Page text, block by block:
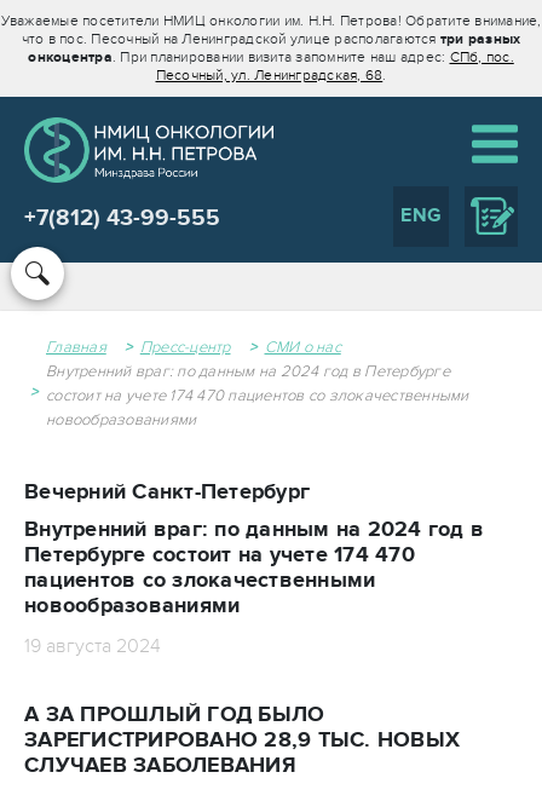
Уважаемые посетители НМИЦ онкологии им. Н.Н. Петрова! Обратите внимание,
что в пос. Песочный на Ленинградской улице располагаются три разных
онкоцентра. При планировании визита запомните наш адрес: СПб, пос.
Песочный, ул. Ленинградская, 68.
+7(812) 43-99-555 ENG
Главная Пресс-центр
СМИ о нас
Внутренний враг: по данным на 2024 год в Петербурге
состоит на учете 174 470 пациентов со злокачественными
новообразованиями
Вечерний Санкт-Петербург
Внутренний враг: по данным на 2024 год в
Петербурге состоит на учете 174 470
пациентов со злокачественными
новообразованиями
19 августа 2024
А ЗА ПРОШЛЫЙ ГОД БЫЛО
ЗАРЕГИСТРИРОВАНО 28,9 ТЫС. НОВЫХ
СЛУЧАЕВ ЗАБОЛЕВАНИЯ